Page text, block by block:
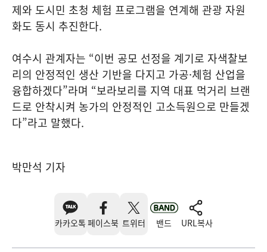
제와 도시민 초청 체험 프로그램을 연계해 관광 자원
화도 동시 추진한다.
여수시 관계자는 “이번 공모 선정을 계기로 자색찰보
리의 안정적인 생산 기반을 다지고 가공·체험 산업을
융합하겠다”라며 “보라보리를 지역 대표 먹거리 브랜
드로 안착시켜 농가의 안정적인 고소득원으로 만들겠
다”라고 말했다.
박만석 기자
카카오톡 페이스북 트위터 밴드 URL복사